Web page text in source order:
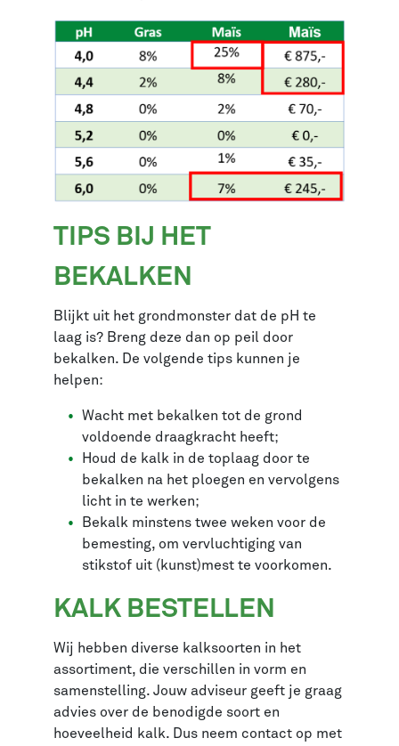
TIPS BIJ HET
BEKALKEN
Blijkt uit het grondmonster dat de pH te
laag is? Breng deze dan op peil door
bekalken. De volgende tips kunnen je
helpen:
Wacht met bekalken tot de grond
voldoende draagkracht heeft;
Houd de kalk in de toplaag door te
bekalken na het ploegen en vervolgens
licht in te werken;
Bekalk minstens twee weken voor de
bemesting, om vervluchtiging van
stikstof uit (kunst)mest te voorkomen.
KALK BESTELLEN
Wij hebben diverse kalksoorten in het
assortiment, die verschillen in vorm en
samenstelling. Jouw adviseur geeft je graag
advies over de benodigde soort en
hoeveelheid kalk. Dus neem contact op met